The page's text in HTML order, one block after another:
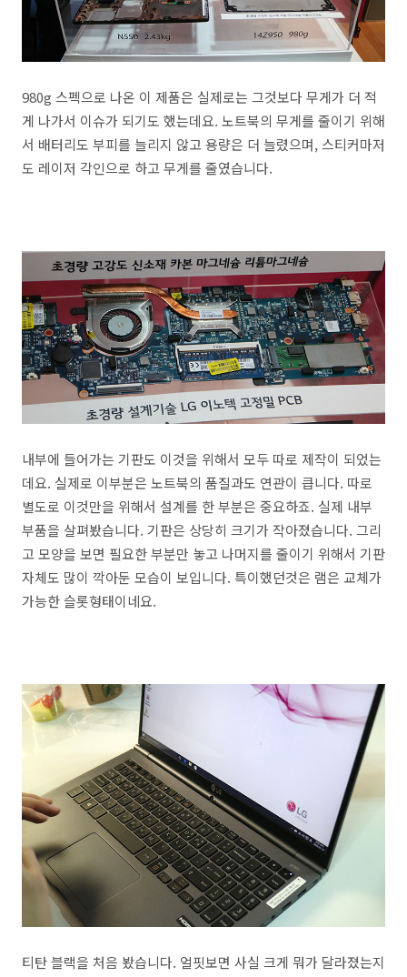
980g 스펙으로 나온 이 제품은 실제로는 그것보다 무게가 더 적
게 나가서 이슈가 되기도 했는데요. 노트북의 무게를 줄이기 위해
서 배터리도 부피를 늘리지 않고 용량은 더 늘렸으며, 스티커마저
도 레이저 각인으로 하고 무게를 줄였습니다.
내부에 들어가는 기판도 이것을 위해서 모두 따로 제작이 되었는
데요. 실제로 이부분은 노트북의 품질과도 연관이 큽니다. 따로
별도로 이것만을 위해서 설계를 한 부분은 중요하죠. 실제 내부
부품을 살펴봤습니다. 기판은 상당히 크기가 작아졌습니다. 그리
고 모양을 보면 필요한 부분만 놓고 나머지를 줄이기 위해서 기판
자체도 많이 깍아둔 모습이 보입니다. 특이했던것은 램은 교체가
가능한 슬롯형태이네요.
티탄 블랙을 처음 봤습니다. 얼핏보면 사실 크게 뭐가 달라졌는지